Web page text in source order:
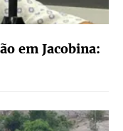
em Jacobina: